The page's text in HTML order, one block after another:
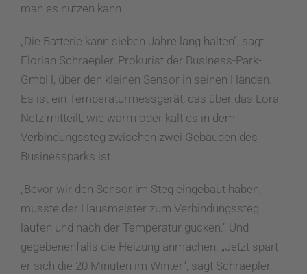
man es nutzen kann.
„Die Batterie kann sieben Jahre lang halten“, sagt
Florian Schraepler, Prokurist der Business-Park-
GmbH, über den kleinen Sensor in seinen Händen.
Es ist ein Temperaturmessgerät, das über das Lora-
Netz mitteilt, wie warm oder kalt es in dem
Verbindungssteg zwischen zwei Gebäuden des
Businessparks ist.
„Bevor wir den Sensor im Steg eingebaut haben,
musste der Hausmeister zum Verbindungssteg
laufen und nach der Temperatur gucken.“ Und
gegebenenfalls die Heizung anmachen. „Jetzt spart
er sich die 20 Minuten im Winter“, sagt Schraepler.